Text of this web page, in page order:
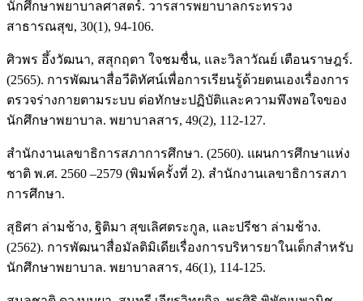
นักศึกษาพยาบาลศาสตร์. วารสารพยาบาลกระทรวง
สาธารณสุข, 30(1), 94-106.
ศิวพร อึ้งวัฒนา, สสุกฤตา ใจชมชื่น, และวิลาวัณย์ เตือนราษฎร์.
(2565). การพัฒนาสื่อวีดิทัศน์เพื่อการเรียนรู้ด้วยตนเองเรื่องการ
ตรวจร่างกายตามระบบ ต่อทักษะปฏิบัติและความพึงพอใจของ
นักศึกษาพยาบาล. พยาบาลสาร, 49(2), 112-127.
สำนักงานเลขาธิการสภาการศึกษา. (2560). แผนการศึกษาแห่ง
ชาติ พ.ศ. 2560 –2579 (พิมพ์ครั้งที่ 2). สำนักงานเลขาธิการสภา
การศึกษา.
สุธิศา ล่ามช้าง, ฐิติมา สุขเลิศตระกูล, และปรีชา ล่ามช้าง.
(2562). การพัฒนาสื่อมัลติมิเดียเรื่องการบริหารยาในเด็กสำหรับ
นักศึกษาพยาบาล. พยาบาลสาร, 46(1), 114-125.